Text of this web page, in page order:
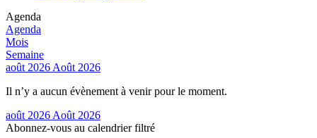
Agenda
Agenda
Mois
Semaine
août 2026 Août 2026
Il n’y a aucun évènement à venir pour le moment.
août 2026 Août 2026
Abonnez-vous au calendrier filtré